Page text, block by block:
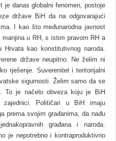
je danas globalni fenomen, postoje
države BiH da na odgovarajući
I kao što međunarodna javnost
u RH, s istim pravom RH a
kao konstitutivnog naroda.
države neupitno. Ne želim ni
rješenje. Suverenitet i teritorijalni
sigurnosti. Želim samo da se
To je načelo obveza koju je BiH
zajednici. Političari u BiH imaju
prema svojim građanima, da nađu
građana i naroda.
je nepotrebno i kontraproduktivno